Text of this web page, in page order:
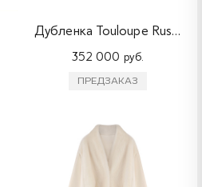
Дубленка Touloupe Russe
352 000 руб.
ПРЕДЗАКАЗ